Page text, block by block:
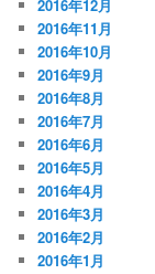
2016年12月
2016年11月
2016年10月
2016年9月
2016年8月
2016年7月
2016年6月
2016年5月
2016年4月
2016年3月
2016年2月
2016年1月